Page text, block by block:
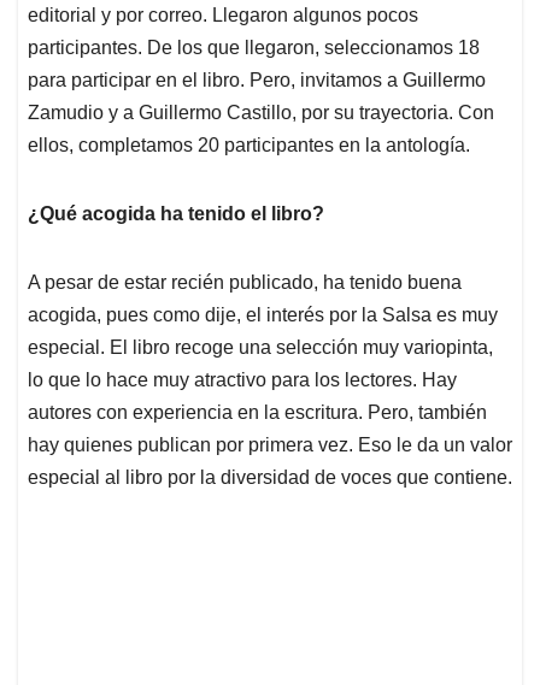
editorial y por correo. Llegaron algunos pocos
participantes. De los que llegaron, seleccionamos 18
para participar en el libro. Pero, invitamos a Guillermo
Zamudio y a Guillermo Castillo, por su trayectoria. Con
ellos, completamos 20 participantes en la antología.
¿Qué acogida ha tenido el libro?
A pesar de estar recién publicado, ha tenido buena
acogida, pues como dije, el interés por la Salsa es muy
especial. El libro recoge una selección muy variopinta,
lo que lo hace muy atractivo para los lectores. Hay
autores con experiencia en la escritura. Pero, también
hay quienes publican por primera vez. Eso le da un valor
especial al libro por la diversidad de voces que contiene.